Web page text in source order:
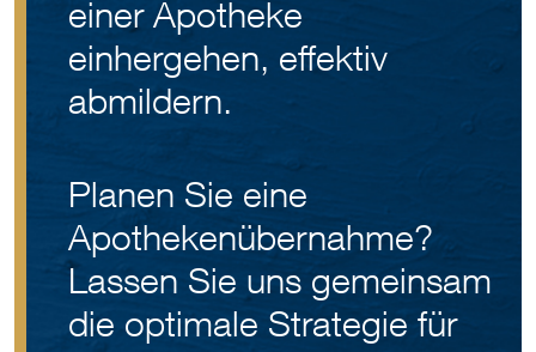
einer Apotheke
einhergehen, effektiv
abmildern.
Planen Sie eine
Apothekenübernahme?
Lassen Sie uns gemeinsam
die optimale Strategie für